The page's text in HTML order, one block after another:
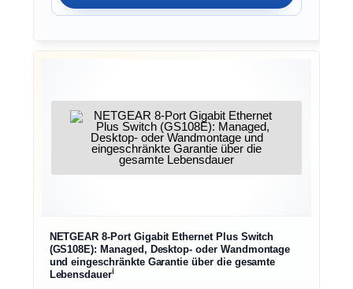
NETGEAR 8-Port Gigabit Ethernet Plus Switch
(GS108E): Managed, Desktop- oder Wandmontage
und eingeschränkte Garantie über die gesamte
Lebensdauerℹ︎